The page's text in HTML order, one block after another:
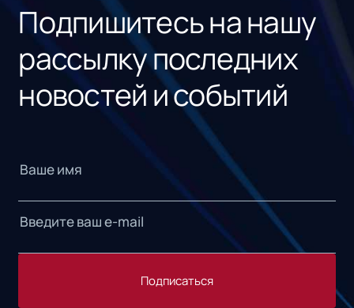
Подпишитесь на нашу
рассылку последних
новостей и событий
Подписаться